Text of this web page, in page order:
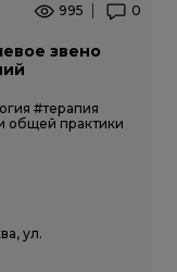
995 0
звено
#терапия
общей практики
ул.